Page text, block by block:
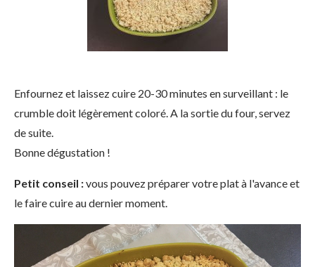
Enfournez et laissez cuire 20-30 minutes en surveillant : le
crumble doit légèrement coloré. A la sortie du four, servez
de suite.
Bonne dégustation !
Petit conseil :vous pouvez préparer votre plat à l'avance et
le faire cuire au dernier moment.